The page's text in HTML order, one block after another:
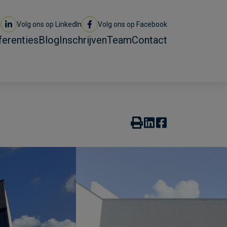
Volg ons op LinkedIn Volg ons op Facebook
BlogInschrijvenTeamContact